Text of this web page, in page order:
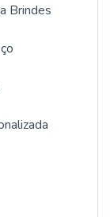
Brindes